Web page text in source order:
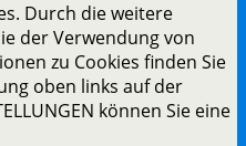
Durch die weitere
der Verwendung von
zu Cookies finden Sie
oben links auf der
können Sie eine